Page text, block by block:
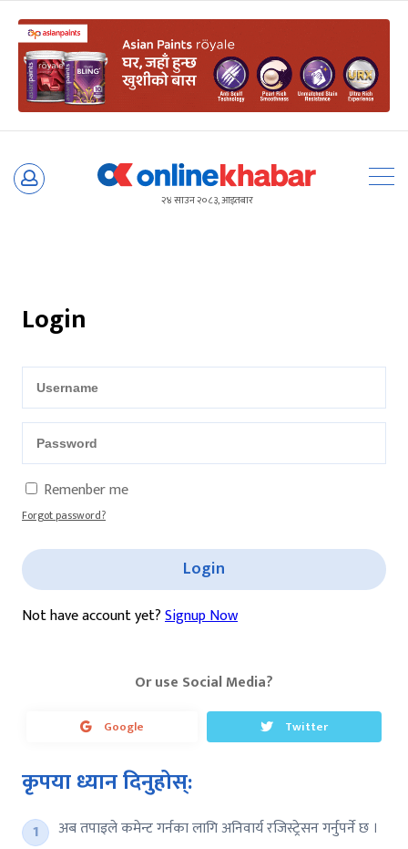
Skip
२४ साउन २०८३, आइतबार
Login
Remenber me
Forgot password?
Login
Not have account yet?Signup Now
Or use Social Media?
Google Twitter
कृपया ध्यान दिनुहोस्:
अब तपाइले कमेन्ट गर्नका लागि अनिवार्य रजिस्ट्रेसन गर्नुपर्ने छ ।